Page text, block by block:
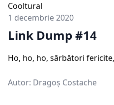
Cooltural
1 decembrie 2020
Link Dump #14
Ho, ho, ho, sărbători
Autor: Dragoș Costache